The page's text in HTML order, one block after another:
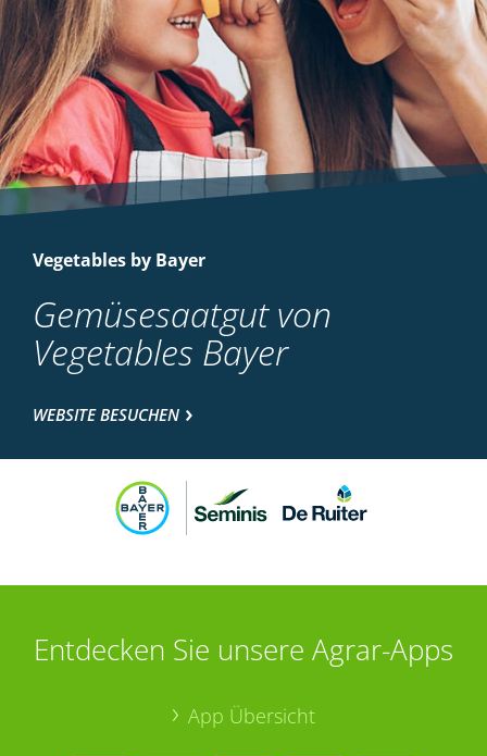
Vegetables by Bayer
Gemüsesaatgut von
Vegetables Bayer
WEBSITE BESUCHEN
Entdecken Sie unsere Agrar-Apps
App Übersicht